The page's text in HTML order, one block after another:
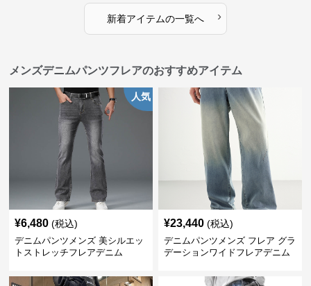
新着アイテムの一覧へ ›
メンズデニムパンツフレアのおすすめアイテム
人気
¥6,480 (税込)
デニムパンツメンズ 美シルエッ
トストレッチフレアデニム
¥23,440 (税込)
デニムパンツメンズ フレア グラ
デーションワイドフレアデニム